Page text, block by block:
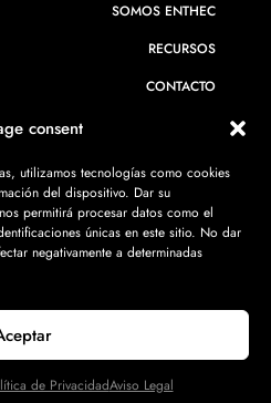
consent
utilizamos tecnologías como cookies
del dispositivo. Dar su
permitirá procesar datos como el
únicas en este sitio. No dar
negativamente a determinadas
de PrivacidadAviso Legal
SOMOS ENTHEC
RECURSOS
CONTACTO
CIBERSEGURIDAD PARA BANCA
CIBERSEGURIDAD PARA EMPRESAS
legal·Política de cookies
SGSI